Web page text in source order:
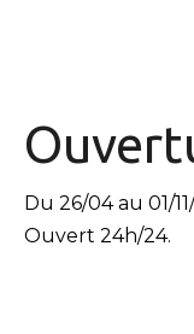
Du 26/04 au 01/
Ouvert 24h/24.